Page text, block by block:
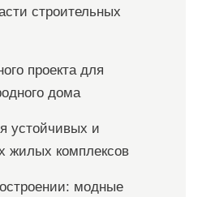
строительных
проекта для
дома
устойчивых и
жилых комплексов
модные